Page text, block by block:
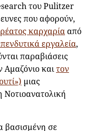
του Pulitzer
που αφορούν,
καρχαρίααπό
εργαλεία,
παραβιάσεις
Αμαζόνιο καιτον
μιας
Νοτιοανατολική
βασισμένη σε